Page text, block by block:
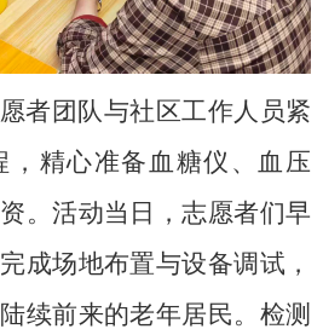
者团队与社区工作人员紧
，精心准备血糖仪、血压
。活动当日，志愿者们早
成场地布置与设备调试，
续前来的老年居民。检测